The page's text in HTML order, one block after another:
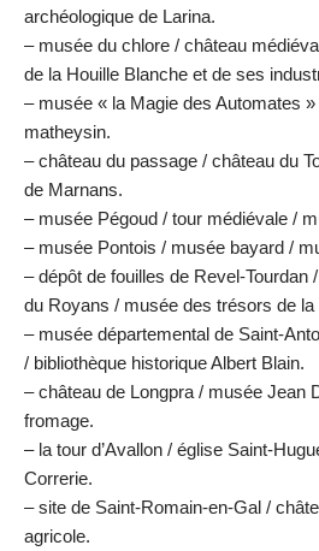
archéologique de Larina.
– musée du chlore / château
de la Houille Blanche et de ses
– musée « la Magie des Automates
matheysin.
– château du passage / château du
de Marnans.
– musée Pégoud / tour médiévale /
– musée Pontois / musée bayard /
– dépôt de fouilles de Revel-Tourdan
du Royans / musée des trésors de la
– musée départemental de Saint-
/ bibliothèque historique Albert Blain.
– château de Longpra / musée Jean
fromage.
– la tour d’Avallon / église Saint-
Correrie.
– site de Saint-Romain-en-Gal /
agricole.